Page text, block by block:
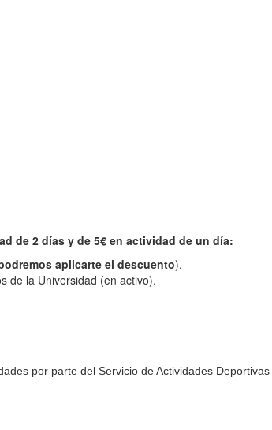
de 2 días y de 5€ en actividad de un día:
aplicarte el descuento).
de la Universidad (en activo).
por parte del Servicio de Actividades